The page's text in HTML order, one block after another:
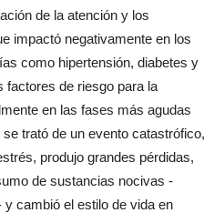
de la atención y los
impactó negativamente en los
como hipertensión, diabetes y
factores de riesgo para la
en las fases más agudas
trató de un evento catastrófico,
produjo grandes pérdidas,
de sustancias nocivas -
cambió el estilo de vida en